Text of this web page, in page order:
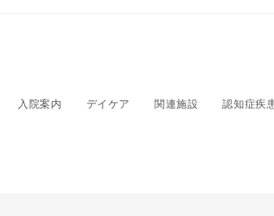
入院案内 デイケア 関連施設 認知症疾